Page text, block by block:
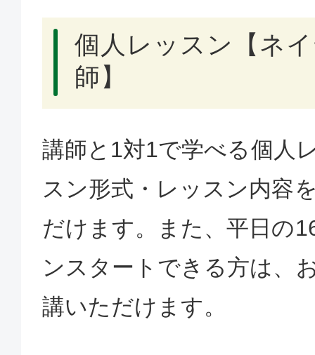
個人レッスン【ネ
師】
講師と1対1で学べる個人
スン形式・レッスン内容
だけます。また、平日の
ンスタートできる方は、
講いただけます。